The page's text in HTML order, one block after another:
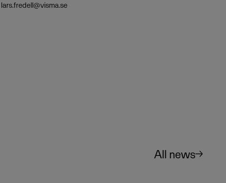
lars.fredell@visma.se
All news